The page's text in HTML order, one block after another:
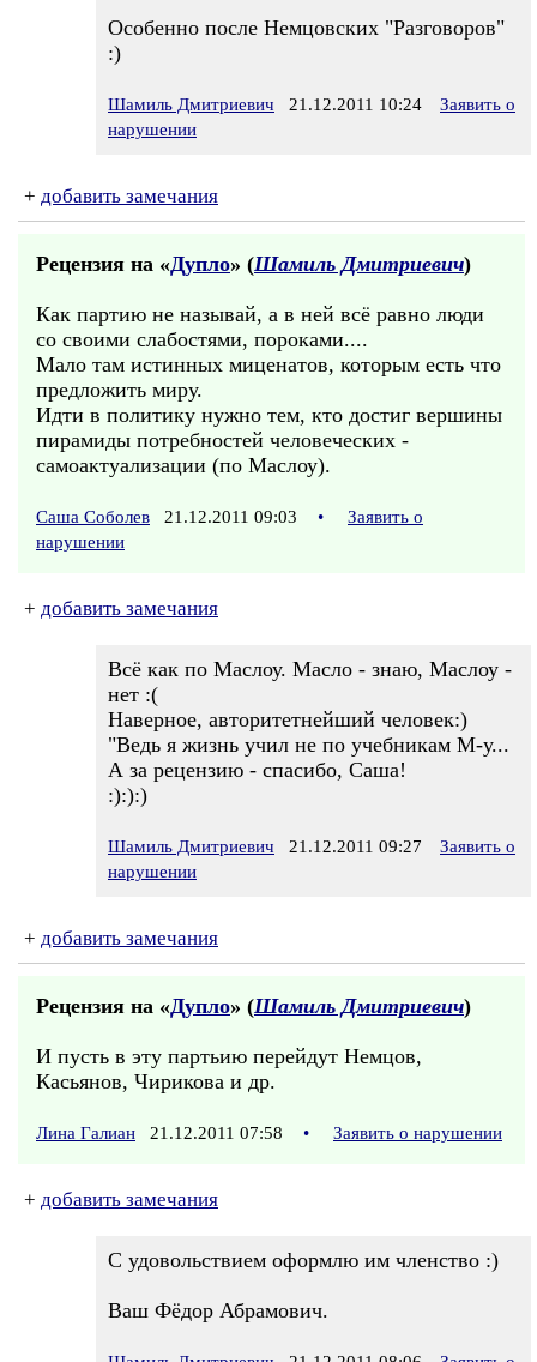
Особенно после Немцовских "Разговоров"
:)
Шамиль Дмитриевич 21.12.2011 10:24
Заявить о
нарушении
+ добавить замечания
Рецензия на «Дупло» (Шамиль Дмитриевич)
Как партию не называй, а в ней всё равно люди
со своими слабостями, пороками....
Мало там истинных миценатов, которым есть что
предложить миру.
Идти в политику нужно тем, кто достиг вершины
пирамиды потребностей человеческих -
самоактуализации (по Маслоу).
Саша Соболев 21.12.2011 09:03 •
Заявить о
нарушении
+ добавить замечания
Всё как по Маслоу. Масло - знаю, Маслоу -
нет :(
Наверное, авторитетнейший человек:)
"Ведь я жизнь учил не по учебникам М-у...
А за рецензию - спасибо, Саша!
:):):)
Шамиль Дмитриевич 21.12.2011 09:27
Заявить о
нарушении
+ добавить замечания
Рецензия на «Дупло» (Шамиль Дмитриевич)
И пусть в эту партьию перейдут Немцов,
Касьянов, Чирикова и др.
Лина Галиан 21.12.2011 07:58 • Заявить о нарушении
+ добавить замечания
С удовольствием оформлю им членство :)
Ваш Фёдор Абрамович.